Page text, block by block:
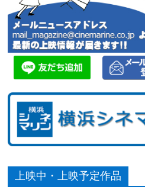
上映中・上映予定作品